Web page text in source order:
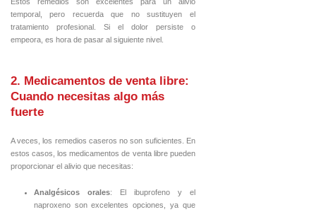
temporal, pero recuerda que no sustituyen el
tratamiento profesional. Si el dolor persiste o
empeora, es hora de pasar al siguiente nivel.
2. Medicamentos de venta libre:
Cuando necesitas algo más
fuerte
A veces, los remedios caseros no son suficientes. En
estos casos, los medicamentos de venta libre pueden
proporcionar el alivio que necesitas:
Analgésicos orales: El ibuprofeno y el
naproxeno son excelentes opciones, ya que